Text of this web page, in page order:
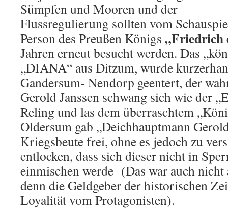
Sümpfen und Mooren und der
Flussregulierung sollten vom
Person des Preußen Königs „Friedrich
Jahren erneut besucht werden. Das
„DIANA“ aus Ditzum, wurde
Gandersum- Nendorp geentert, der
Gerold Janssen schwang sich wie der
Reling und las dem überraschtem
Oldersum gab „Deichhauptmann
Kriegsbeute frei, ohne es jedoch zu
entlocken, dass sich dieser nicht in
einmischen werde (Das war auch nicht
denn die Geldgeber der historischen
Loyalität vom Protagonisten).